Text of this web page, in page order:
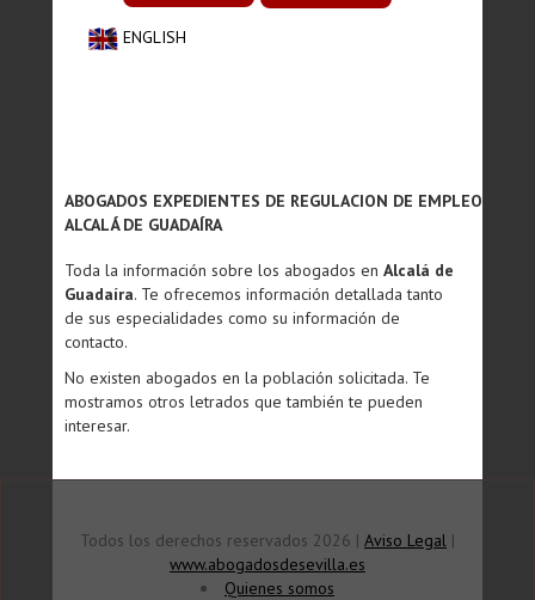
ENGLISH
ABOGADOS EXPEDIENTES DE REGULACION DE EMPLEO
ALCALÁ DE GUADAÍRA
Toda la información sobre los abogados en Alcalá de
Guadaíra. Te ofrecemos información detallada tanto
de sus especialidades como su información de
contacto.
No existen abogados en la población solicitada. Te
mostramos otros letrados que también te pueden
interesar.
Todos los derechos reservados 2026 | Aviso Legal |
www.abogadosdesevilla.es
Quienes somos